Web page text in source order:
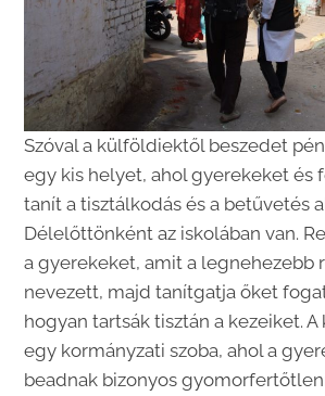
Szóval a külföldiektől beszedet
egy kis helyet, ahol gyerekeket és
tanít a tisztálkodás és a betűvetés
Délelőttönként az iskolában van.
a gyerekeket, amit a legnehezebb
nevezett, majd tanítgatja őket
hogyan tartsák tisztán a kezeiket. A
egy kormányzati szoba, ahol a
beadnak bizonyos